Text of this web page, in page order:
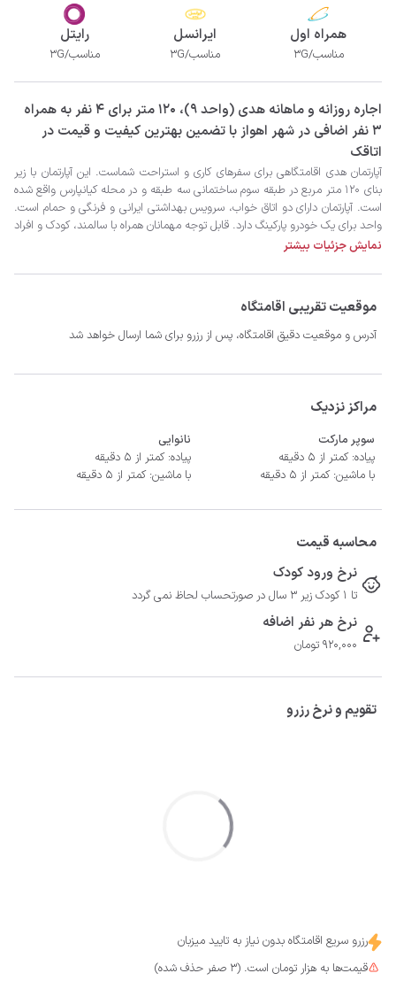
همراه اول
مناسب/3G
ایرانسل
مناسب/3G
رایتل
مناسب/3G
‫‫اجاره روزانه و ماهانه هدی (واحد 9)، 120 متر برای 4 نفر به همراه
3 نفر اضافی در شهر اهواز با تضمین بهترین کیفیت و قیمت در
اتاقک
نمایش جزئیات بیشتر
موقعیت تقریبی اقامتگاه
آدرس و موقعیت دقیق اقامتگاه، پس از رزرو برای شما ارسال خواهد شد
مراکز نزدیک
سوپر مارکت
پیاده: کمتر از 5 دقیقه
با ماشین: کمتر از 5 دقیقه
نانوایی
پیاده: کمتر از 5 دقیقه
با ماشین: کمتر از 5 دقیقه
محاسبه قیمت
نرخ ورود کودک
تا 1 کودک زیر 3 سال در صورتحساب لحاظ نمی گردد
نرخ هر نفر اضافه
920,000 تومان
تقویم و نرخ رزرو
رزرو سریع اقامتگاه بدون نیاز به تایید میزبان
قیمت‌ها به هزار تومان است. (3 صفر حذف شده)